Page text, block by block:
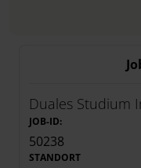
Duales Studium
JOB-ID:
50238
STANDORT